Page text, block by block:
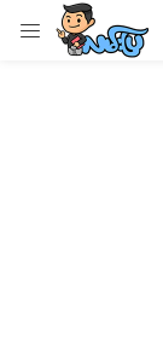
LOGIN